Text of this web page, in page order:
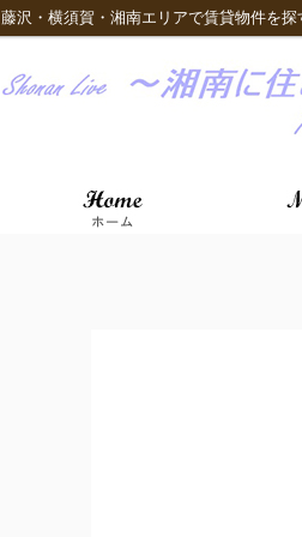
藤沢・横須賀・湘南エリアで賃貸物件を